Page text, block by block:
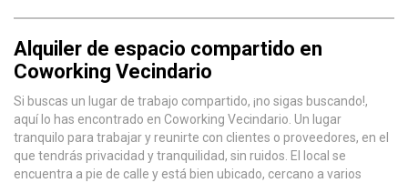
Alquiler de espacio compartido en
Coworking Vecindario
Si buscas un lugar de trabajo compartido, ¡no sigas buscando!,
aquí lo has encontrado en Coworking Vecindario. Un lugar
tranquilo para trabajar y reunirte con clientes o proveedores, en el
que tendrás privacidad y tranquilidad, sin ruidos. El local se
encuentra a pie de calle y está bien ubicado, cercano a varios